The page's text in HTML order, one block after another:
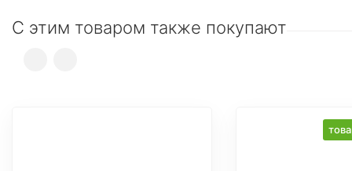
С этим товаром также покупают